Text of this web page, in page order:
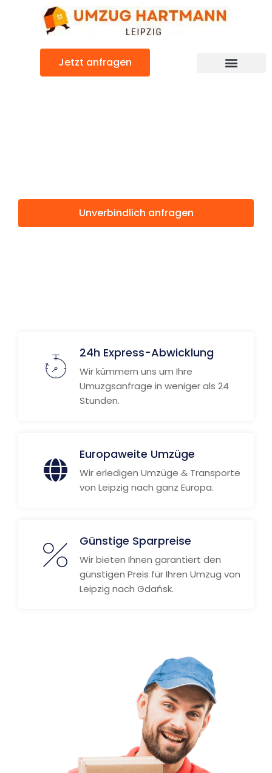
Jetzt anfragen
Unverbindlich anfragen
24h Express-Abwicklung
Wir kümmern uns um Ihre
Umuzgsanfrage in weniger als 24
Stunden.
Europaweite Umzüge
Wir erledigen Umzüge & Transporte
von Leipzig nach ganz Europa.
Günstige Sparpreise
Wir bieten Ihnen garantiert den
günstigen Preis für Ihren Umzug von
Leipzig nach Gdańsk.